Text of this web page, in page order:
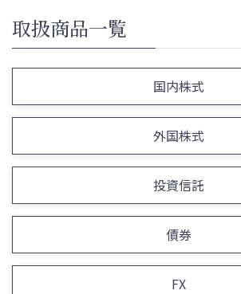
取扱商品一覧
国内株式
外国株式
投資信託
債券
FX